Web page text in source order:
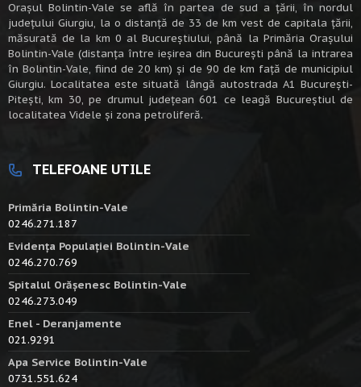
Oraşul Bolintin-Vale se află în partea de sud a ţării, în nordul
judeţului Giurgiu, la o distanţă de 33 de km vest de capitala țării,
măsurată de la km 0 al Bucureștiului, până la Primăria Orașului
Bolintin-Vale (distanța între ieșirea din București până la intrarea
în Bolintin-Vale, fiind de 20 km) şi de 90 de km faţă de municipiul
Giurgiu. Localitatea este situată lângă autostrada A1 Bucureşti-
Piteşti, km 30, pe drumul judeţean 601 ce leagă Bucureştiul de
localitatea Videle şi zona petroliferă.
TELEFOANE UTILE
Primăria Bolintin-Vale
0246.271.187
Evidența Populației Bolintin-Vale
0246.270.769
Spitalul Orășenesc Bolintin-Vale
0246.273.049
Enel - Deranjamente
021.9291
Apa Service Bolintin-Vale
0731.551.624